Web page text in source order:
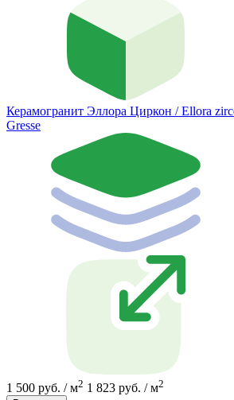
Керамогранит Эллора Циркон / Ellora
Gresse
1 500 руб. / м2 1 823 руб. / м2